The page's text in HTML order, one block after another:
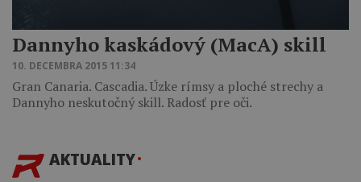
Dannyho kaskádový (MacA) skill
10. DECEMBRA 2015 11:34
Gran Canaria. Cascadia. Úzke rímsy a ploché strechy a
Dannyho neskutočný skill. Radosť pre oči.
AKTUALITY